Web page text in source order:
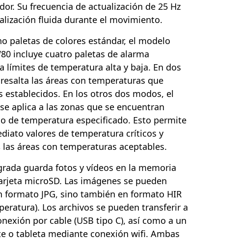
Su frecuencia de actualización de 25 Hz
fluida durante el movimiento.
paletas de colores estándar, el modelo
incluye cuatro paletas de alarma
límites de temperatura alta y baja. En dos
las áreas con temperaturas que
establecidos. En los otros dos modos, el
aplica a las zonas que se encuentran
de temperatura especificado. Esto permite
valores de temperatura críticos y
áreas con temperaturas aceptables.
guarda fotos y vídeos en la memoria
microSD. Las imágenes se pueden
formato JPG, sino también en formato HIR
Los archivos se pueden transferir a
por cable (USB tipo C), así como a un
o tableta mediante conexión wifi. Ambas